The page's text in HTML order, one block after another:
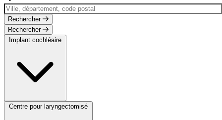
Rechercher
Rechercher
Implant cochléaire
Centre pour laryngectomisé